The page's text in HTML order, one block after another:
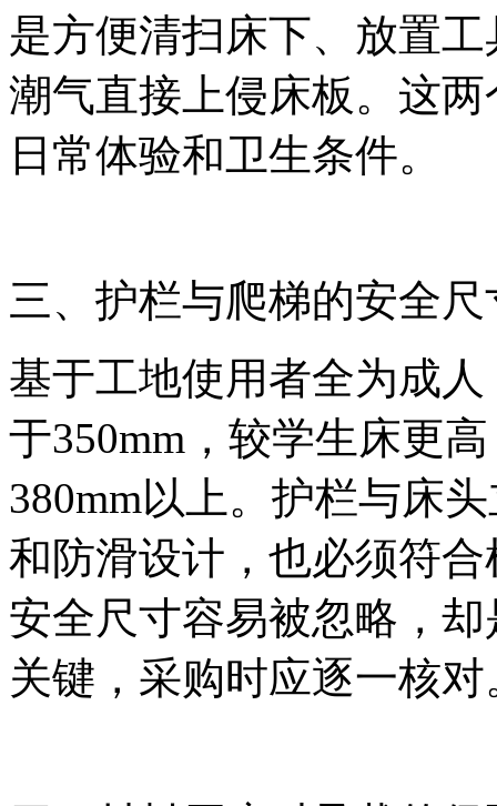
是方便清扫床下、放置
潮气直接上侵床板。这
日常体验和卫生条件。
三、护栏与爬梯的安全尺
基于工地使用者全为成
于350mm，较学生床更
380mm以上。护栏与床
和防滑设计，也必须符
安全尺寸容易被忽略，
关键，采购时应逐一核对